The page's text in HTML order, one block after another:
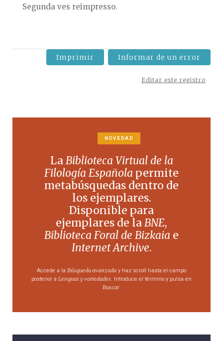
Segunda ves reimpresso.
Imprimir Informar de un error
Editar este registro
NOVEDAD
LaBiblioteca Virtual de la
Filología Española permite
metabúsquedas dentro de
los ejemplares.
Disponible para
ejemplares de laBNE,
Biblioteca Foral de Bizkaia e
Internet Archive.
Accede a la Búsqueda avanzada y haz scroll hasta el campo
posterior a Lenguas y variedades . Introduce el término y pulsa en
Buscar.